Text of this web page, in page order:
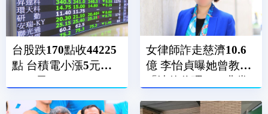
台股跌170點收44225
點 台積電小漲5元收
2370元
女律師詐走慈濟10.6
億 李怡貞曝她曾教
「法律倫理」：非常